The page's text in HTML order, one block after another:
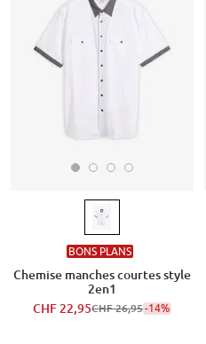
BONS PLANS
Chemise manches courtes style
2en1
CHF 22,95CHF 26,95-14%